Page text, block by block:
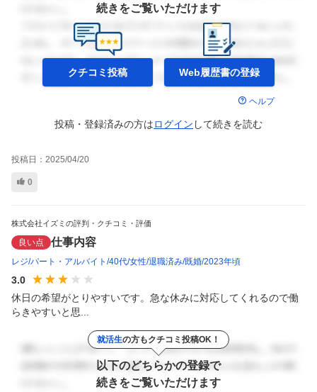
続きをご覧いただけます
クチコミ投稿 Web履歴書の登録
ヘルプ
投稿・登録済みの方はログイン して続きを読む
投稿日： 2025/04/20
0
株式会社イズミの評判・クチコミ・評価
良い点 仕事内容
レジ パート・アルバイト 40代 女性 退職済み 既婚 2023年頃
3.0
休日の希望がとりやすいです。急な休みに対応してくれるので働
らきやすいと思...
就活生の方もクチコミ投稿OK！
以下のどちらかの登録で
続きをご覧いただけます